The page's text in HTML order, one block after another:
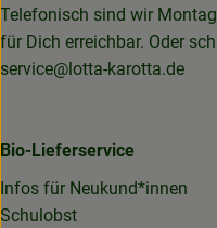
Telefonisch sind wir
für Dich erreichbar. Oder
service@lotta-karotta.de
Bio-Lieferservice
Infos für Neukund*innen
Schulobst